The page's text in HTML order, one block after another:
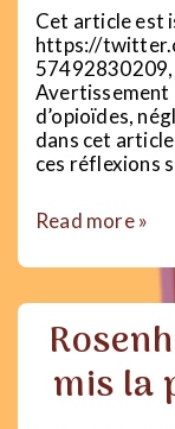
Cet article est
https://
Avertissement
d’opioïdes,
dans cet
ces réflexions
Les
:
mal
Read more »
mis la